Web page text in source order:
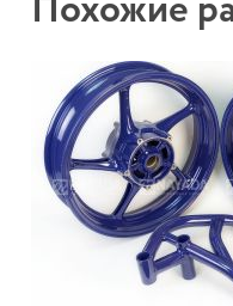
Похожие